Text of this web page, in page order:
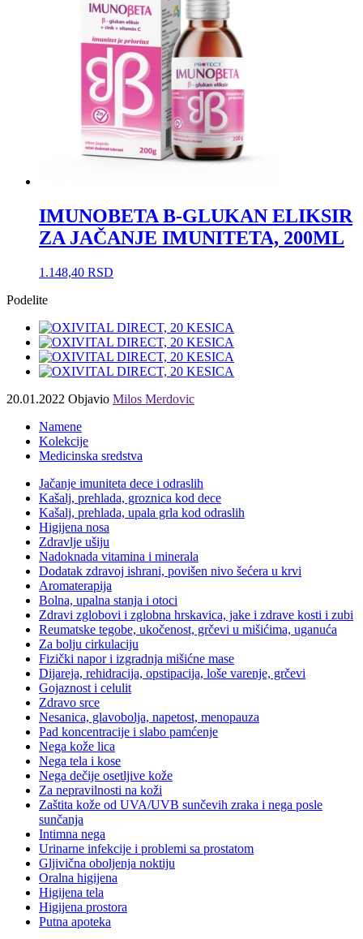
IMUNOBETA Β-GLUKAN ELIKSIR
ZA JAČANJE IMUNITETA, 200ML
1.148,40 RSD
Podelite
20.01.2022 Objavio Milos Merdovic
Namene
Kolekcije
Medicinska sredstva
Jačanje imuniteta dece i odraslih
Kašalj, prehlada, groznica kod dece
Kašalj, prehlada, upala grla kod odraslih
Higijena nosa
Zdravlje ušiju
Nadoknada vitamina i minerala
Dodatak zdravoj ishrani, povišen nivo šećera u krvi
Aromaterapija
Bolna, upalna stanja i otoci
Zdravi zglobovi i zglobna hrskavica, jake i zdrave kosti i zubi
Reumatske tegobe, ukočenost, grčevi u mišićima, uganuća
Za bolju cirkulaciju
Fizički napor i izgradnja mišićne mase
Dijareja, rehidracija, opstipacija, loše varenje, grčevi
Gojaznost i celulit
Zdravo srce
Nesanica, glavobolja, napetost, menopauza
Pad koncentracije i slabo pamćenje
Nega kože lica
Nega tela i kose
Nega dečije osetljive kože
Za nepravilnosti na koži
Zaštita kože od UVA/UVB sunčevih zraka i nega posle
sunčanja
Intimna nega
Urinarne infekcije i problemi sa prostatom
Gljivična oboljenja noktiju
Oralna higijena
Higijena tela
Higijena prostora
Putna apoteka